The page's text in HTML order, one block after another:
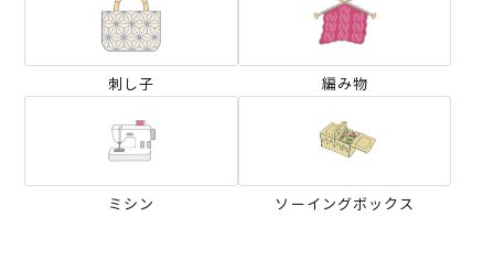
刺し子 編み物
ミシン ソーイングボックス